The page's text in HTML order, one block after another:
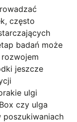
często
badań może
jeszcze
ulgi
czy ulga
poszukiwaniach